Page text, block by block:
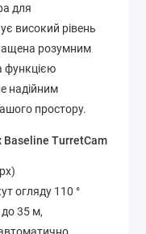
для
високий рівень
розумним
функцією
надійним
простору.
Baseline TurretCam
огляду 110 °
до 35 м,